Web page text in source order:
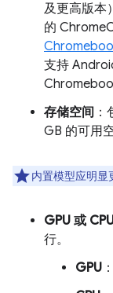
及更高版本
的
支持
存储空间
GB 的可用空
内置模型应明显
GPU 或
行。
GPU